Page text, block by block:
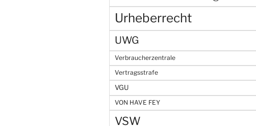
Urheberrecht
UWG
Verbraucherzentrale
Vertragsstrafe
VGU
VON HAVE FEY
VSW